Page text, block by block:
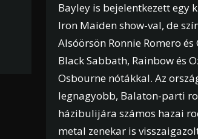
Bayley is bejelentkezett egy
Iron Maiden show-val, de
Alsóörsön Ronnie Romero és
Black Sabbath, Rainbow és
Osbourne nótákkal. Az
legnagyobb, Balaton-parti
házibulijára számos hazai
metal zenekar is